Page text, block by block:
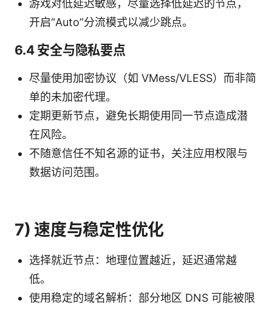
游戏对低延迟敏感，尽量选择低延迟的节点，
开启“Auto”分流模式以减少跳点。
6.4 安全与隐私要点
尽量使用加密协议（如 VMess/VLESS）而非简
单的未加密代理。
定期更新节点，避免长期使用同一节点造成潜
在风险。
不随意信任不知名源的证书，关注应用权限与
数据访问范围。
7) 速度与稳定性优化
选择就近节点：地理位置越近，延迟通常越
低。
使用稳定的域名解析：部分地区 DNS 可能被限